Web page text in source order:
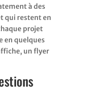
à des
qui restent en
projet
en quelques
un flyer